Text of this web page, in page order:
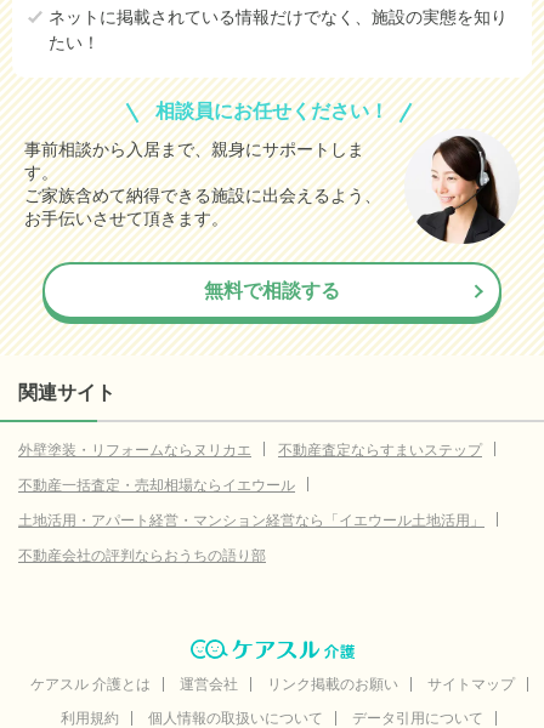
相模原市中央区
相模原市南区(参考値) 74.7万円
横須賀市(参考値) 69.8万円
鎌倉市(参考値) 87.1
秦野市(参考値) 0.4万円
厚木市(参考値) 24.0万円
大和市 60.7万円
横浜市中区 データなし
横浜市磯子区
横浜市金沢区 データなし
横浜市港南区 データなし
横浜市栄区
データなし
横浜市都筑区 データなし
川崎市幸区 データなし
ネットに掲載されている情報だけでなく、施設の実態を知り
たい！
相談員にお任せください！
事前相談から入居まで、親身にサポートしま
す。
ご家族含めて納得できる施設に出会えるよう、
お手伝いさせて頂きます。
無料で相談する
関連サイト
外壁塗装・リフォームならヌリカエ
不動産査定ならすまいステップ
不動産一括査定・売却相場ならイエウール
土地活用・アパート経営・マンション経営なら「イエウール土地活用」
不動産会社の評判ならおうちの語り部
ケアスル 介護とは 運営会社 リンク掲載のお願い
サイトマップ
利用規約
個人情報の取扱いについて データ引用について